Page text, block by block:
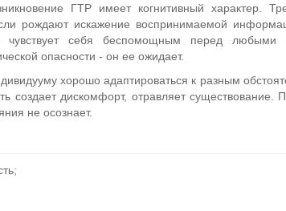
ГТР имеет когнитивный характер.
рождают искажение воспринимаемой
чувствует себя беспомощным перед любыми
опасности - он ее ожидает.
хорошо адаптироваться к разным
создает дискомфорт, отравляет существование.
не осознает.